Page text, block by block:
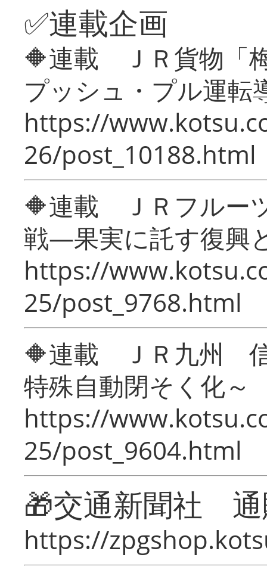
✅連載企画
🔶連載 ＪＲ貨物「
プッシュ・プル運転
https://
26/post_10188.html
🔶連載 ＪＲフルー
戦―果実に託す復興
https://
25/post_9768.html
🔶連載 ＪＲ九州 信
特殊自動閉そく化～
https://
25/post_9604.html
🎁交通新聞社
https://